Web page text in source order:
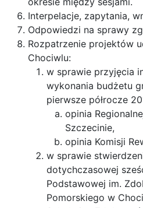
Interpelacje, zapytania,
Odpowiedzi na sprawy
Rozpatrzenie projektów
Chociwlu:
w sprawie przyjęcia
wykonania budżetu
pierwsze półrocze
opinia
Szczecinie,
opinia Komisji
w sprawie
dotychczasowej
Podstawowej im.
Pomorskiego w